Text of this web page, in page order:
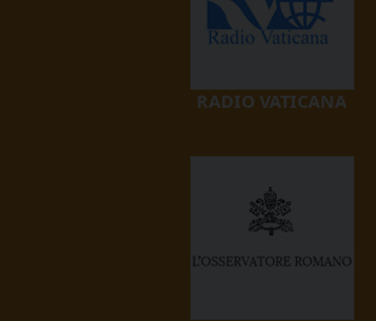
RADIO VATICANA